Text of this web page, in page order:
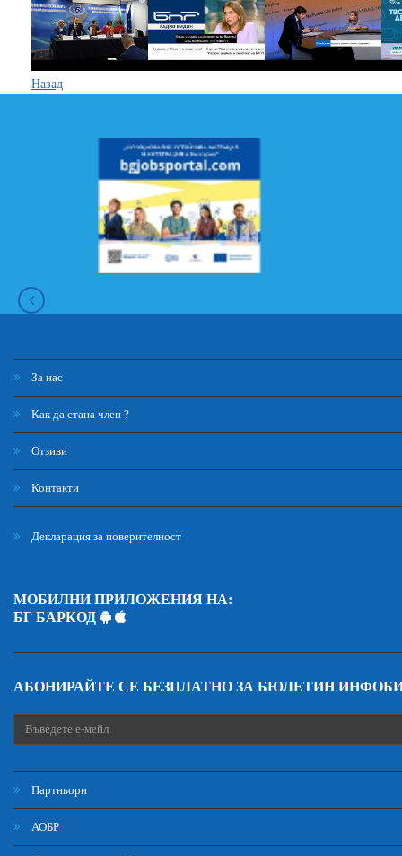
Назад
За нас
Как да стана член ?
Отзиви
Контакти
Декларация за поверителност
МОБИЛНИ ПРИЛОЖЕНИЯ НА:
БГ БАРКОД
АБОНИРАЙТЕ СЕ БЕЗПЛАТНО ЗА БЮЛЕТИН
Партньори
АОБР